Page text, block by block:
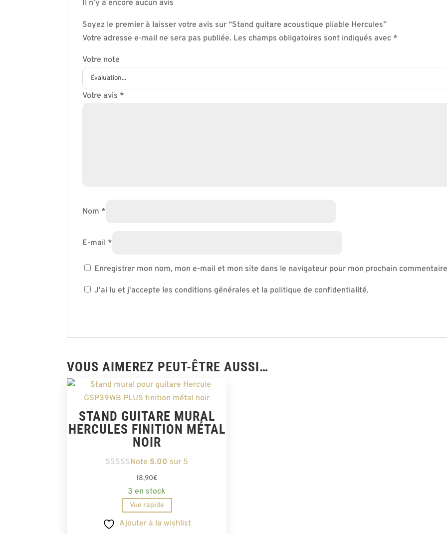
Il n’y a encore aucun avis
Soyez le premier à laisser votre avis sur “Stand guitare acoustique pliable Hercules”
Votre adresse e-mail ne sera pas publiée. Les champs obligatoires sont indiqués avec *
Votre note
Votre avis *
Nom *
E-mail *
Enregistrer mon nom, mon e-mail et mon site dans le navigateur pour mon prochain
J'ai lu et j'accepte les conditions générales et la politique de confidentialité.
VOUS AIMEREZ PEUT-ÊTRE AUSSI…
STAND GUITARE MURAL
HERCULES FINITION MÉTAL
NOIR
Note 5.00 sur 5
18,90€
3 en stock
Vue rapide
Ajouter à la wishlist